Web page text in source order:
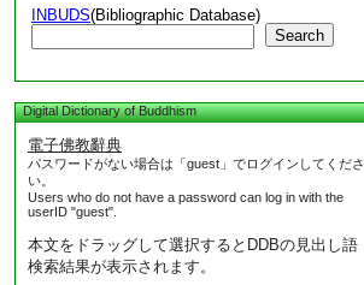
INBUDS(Bibliographic Database)
Search
Digital Dictionary of Buddhism
電子佛教辭典
パスワードがない場合は「guest」でログインしてくださ
い。
Users who do not have a password can log in with the
userID "guest".
本文をドラッグして選択するとDDBの見出し語
検索結果が表示されます。